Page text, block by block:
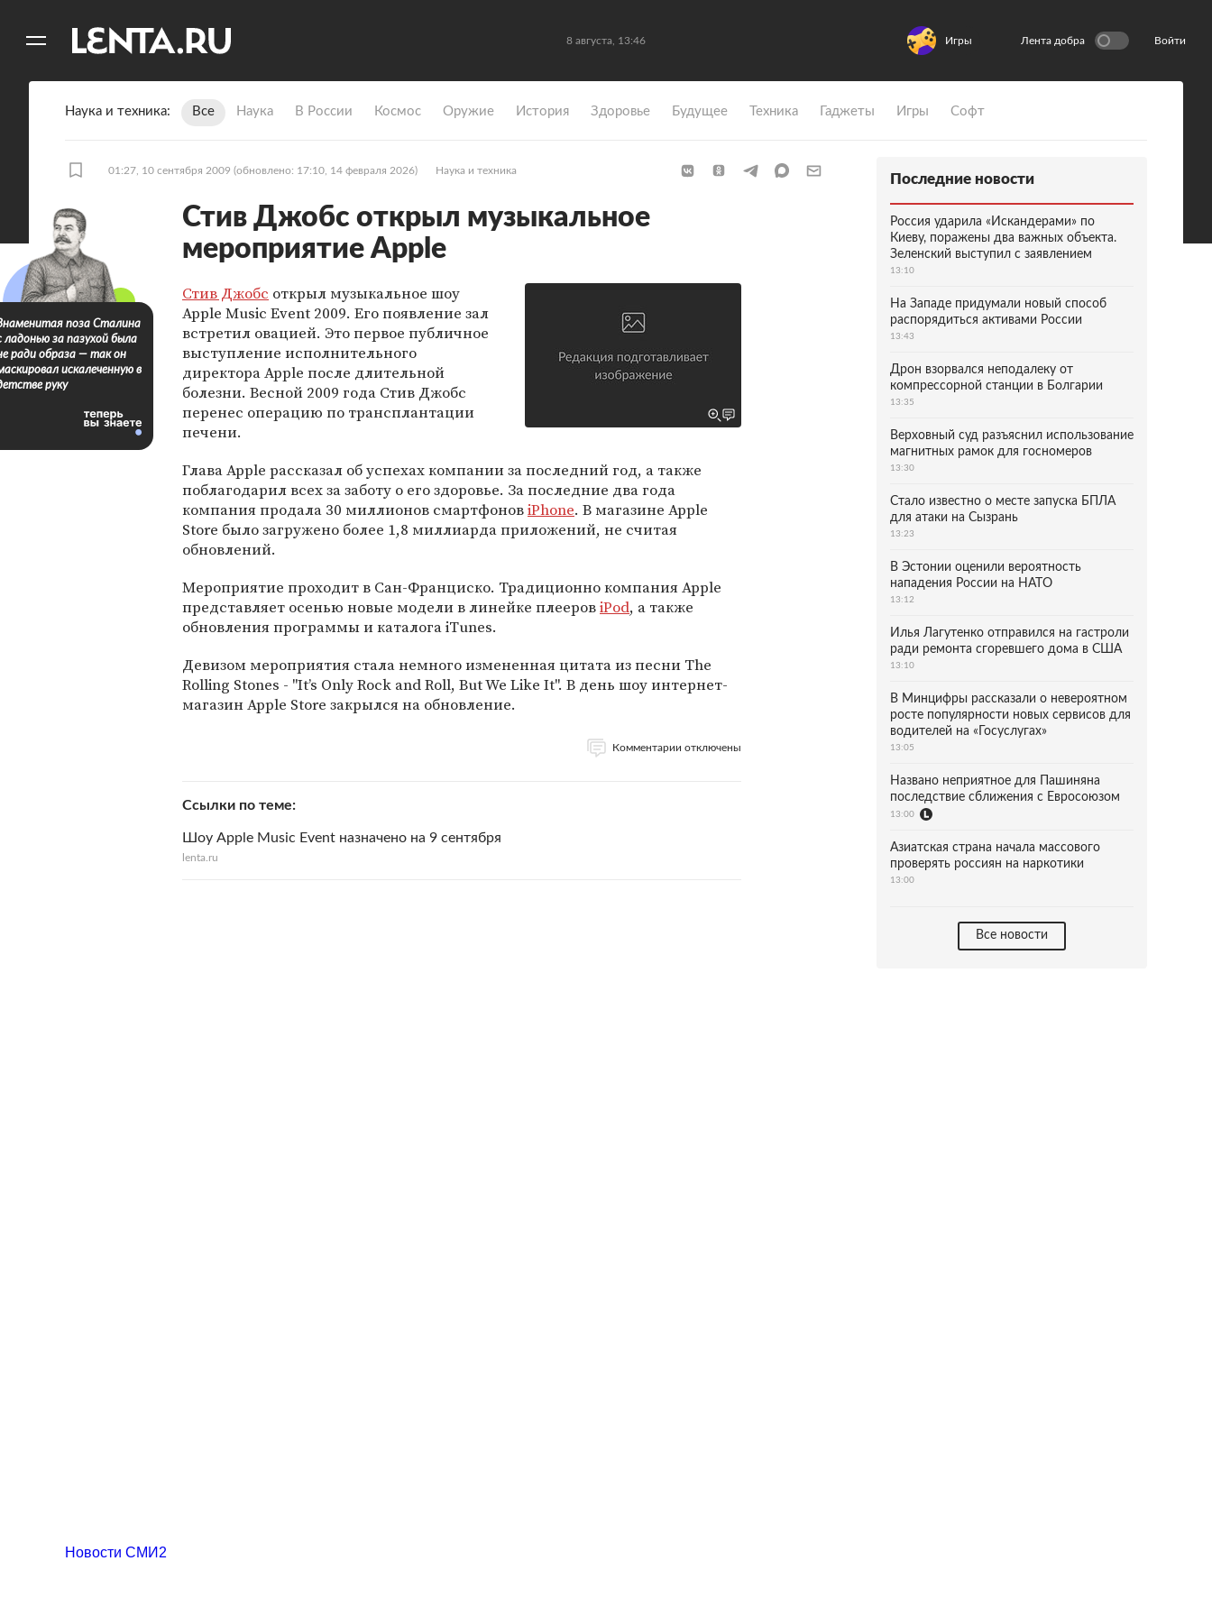
8 августа, 13:46 Игры Лента добра Войти
Наука и техника Все Наука В России Космос Оружие История Здоровье Будущее Техника Гаджеты Игры Софт
01:27, 10 сентября 2009 (обновлено: 17:10, 14 февраля 2026) Наука и техника
Стив Джобс открыл музыкальное
мероприятие Apple
Стив Джобс открыл музыкальное шоу
Apple Music Event 2009. Его появление зал
встретил овацией. Это первое публичное
выступление исполнительного
директора Apple после длительной
болезни. Весной 2009 года Стив Джобс
перенес операцию по трансплантации
печени.
Глава Apple рассказал об успехах компании за последний год, а также
поблагодарил всех за заботу о его здоровье. За последние два года
компания продала 30 миллионов смартфоновiPhone. В магазине Apple
Store было загружено более 1,8 миллиарда приложений, не считая
обновлений.
Мероприятие проходит в Сан-Франциско. Традиционно компания Apple
представляет осенью новые модели в линейке плееровiPod, а также
обновления программы и каталога iTunes.
Девизом мероприятия стала немного измененная цитата из песни The
Rolling Stones - "It’s Only Rock and Roll, But We Like It". В день шоу интернет-
магазин Apple Store закрылся на обновление.
Комментарии отключены
Ссылки по теме
Шоу Apple Music Event назначено на 9 сентября
lenta.ru
поза Сталина
ладонью за пазухой была
ради образа — так он
искалеченную в
руку
Последние новости
Россия ударила «Искандерами» по
Киеву, поражены два важных объекта.
Зеленский выступил с заявлением
13:10
На Западе придумали новый способ
распорядиться активами России
13:43
Дрон взорвался неподалеку от
компрессорной станции в Болгарии
13:35
Верховный суд разъяснил использование
магнитных рамок для госномеров
13:30
Стало известно о месте запуска БПЛА
для атаки на Сызрань
13:23
В Эстонии оценили вероятность
нападения России на НАТО
13:12
Илья Лагутенко отправился на гастроли
ради ремонта сгоревшего дома в США
13:10
В Минцифры рассказали о невероятном
росте популярности новых сервисов для
водителей на «Госуслугах»
13:05
Названо неприятное для Пашиняна
последствие сближения с Евросоюзом
13:00
Азиатская страна начала массового
проверять россиян на наркотики
13:00
Все новости
Новости СМИ2